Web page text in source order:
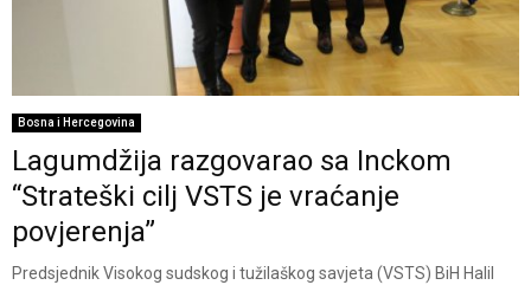
Bosna i Hercegovina
Lagumdžija razgovarao sa Inckom
“Strateški cilj VSTS je vraćanje
povjerenja”
Predsjednik Visokog sudskog i tužilaškog savjeta (VSTS) BiH Halil